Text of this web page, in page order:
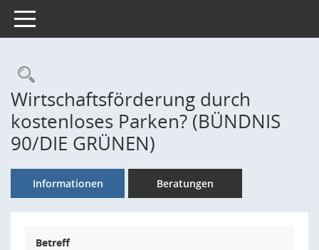
Toggle navigation
Rechercheauswahl
Wirtschaftsförderung durch
kostenloses Parken? (BÜNDNIS
90/DIE GRÜNEN)
Informationen Beratungen
Betreff